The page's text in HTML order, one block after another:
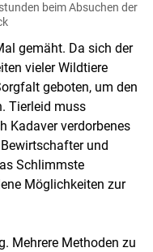
beim Absuchen der
gemäht. Da sich der
vieler Wildtiere
geboten, um den
Tierleid muss
Kadaver verdorbenes
und
Schlimmste
Möglichkeiten zur
Mehrere Methoden zu